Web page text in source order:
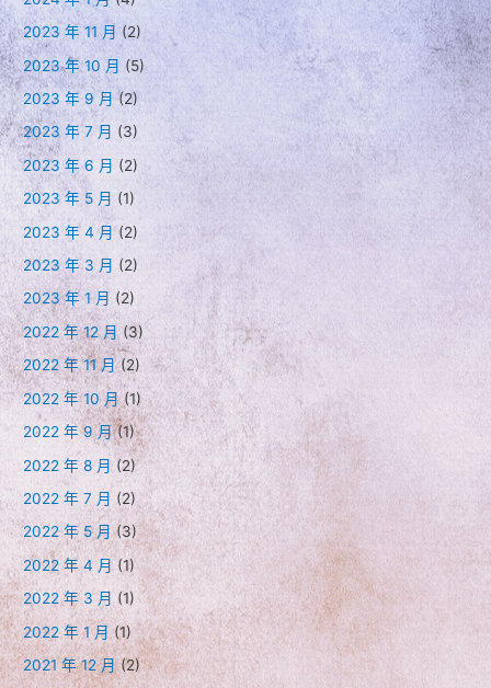
2023 年 11 月 (2)
2023 年 10 月 (5)
2023 年 9 月(2)
2023 年 7 月 (3)
2023 年 6 月 (2)
2023 年 5 月 (1)
2023 年 4 月(2)
2023 年 3 月 (2)
2023 年 1 月 (2)
2022 年 12 月(3)
2022 年 11 月(2)
2022 年 10 月(1)
2022 年 9 月(1)
2022 年 8 月(2)
2022 年 7 月 (2)
2022 年 5 月(3)
2022 年 4 月 (1)
2022 年 3 月 (1)
2022 年 1 月 (1)
2021 年 12 月(2)